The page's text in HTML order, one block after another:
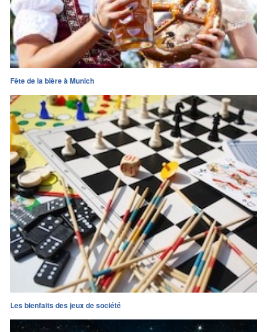
Fête de la bière à Munich
Les bienfaits des jeux de société